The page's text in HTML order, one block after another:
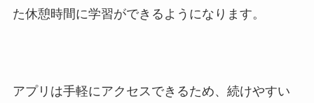
た休憩時間に学習ができるようになります。
アプリは手軽にアクセスできるため、続けやすい